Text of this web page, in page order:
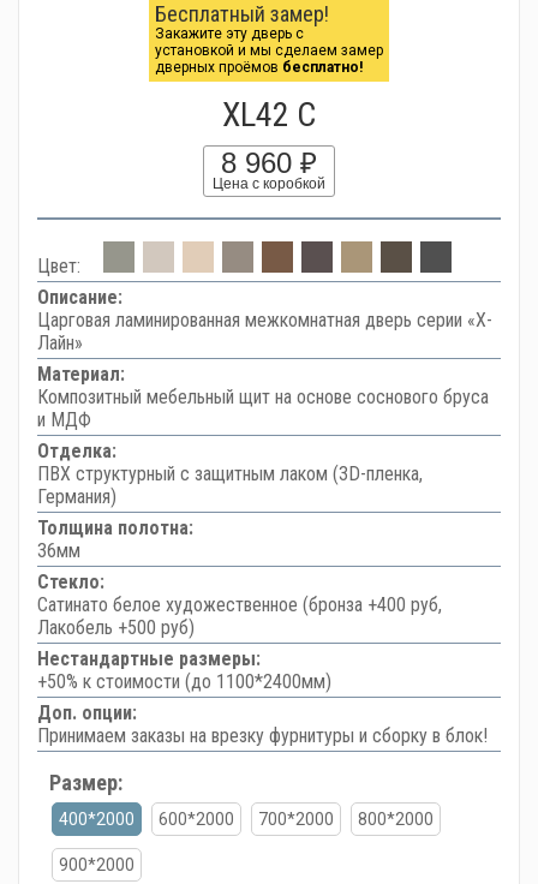
Бесплатный замер!
Закажите эту дверь с
установкой и мы сделаем замер
дверных проёмов бесплатно!
XL42 C
8 960 ₽
Цена с коробкой
Цвет:
Описание:
Царговая ламинированная межкомнатная дверь серии «Х-
Лайн»
Материал:
Композитный мебельный щит на основе соснового бруса
и МДФ
Отделка:
ПВХ структурный с защитным лаком (3D-пленка,
Германия)
Толщина полотна:
36мм
Стекло:
Сатинато белое художественное (бронза +400 руб,
Лакобель +500 руб)
Нестандартные размеры:
+50% к стоимости (до 1100*2400мм)
Доп. опции:
Принимаем заказы на врезку фурнитуры и сборку в блок!
Размер:
400*2000 600*2000 700*2000 800*2000
900*2000